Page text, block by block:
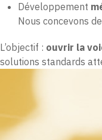
Développement
Nous concevons
L’objectif : ouvrir la
solutions standards